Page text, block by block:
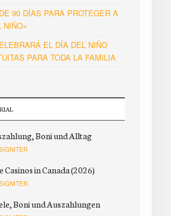
90 DÍAS PARA PROTEGER A
NIÑO»
EL DÍA DEL NIÑO
PARA TODA LA FAMILIA
Boni und Alltag
in Canada (2026)
Boni und Auszahlungen